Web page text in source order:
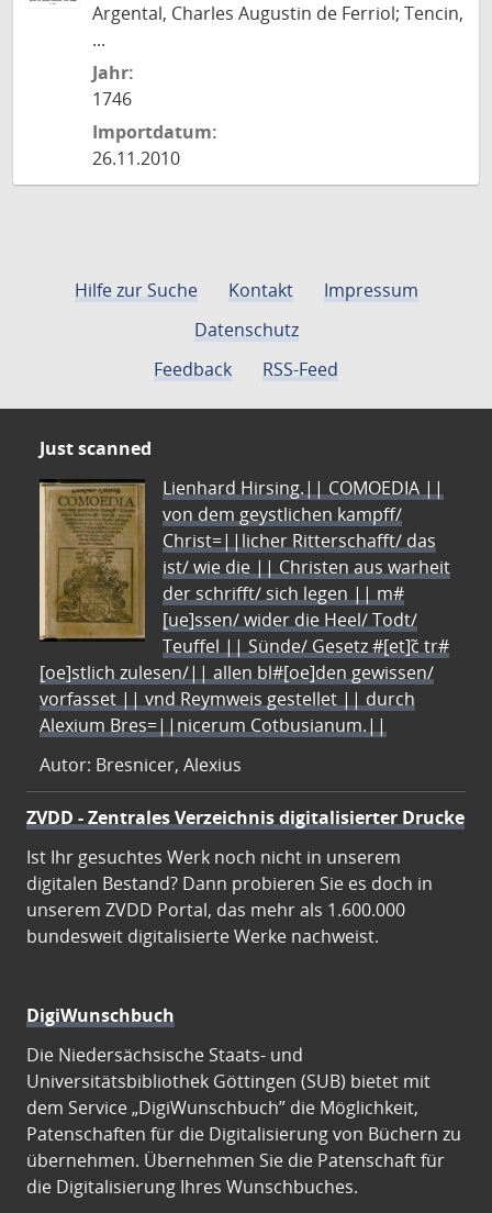
Argental, Charles Augustin de Ferriol; Tencin,
...
Jahr:
1746
Importdatum:
26.11.2010
Hilfe zur Suche Kontakt
Impressum
Datenschutz
Feedback
RSS-Feed
Just scanned
Lienhard Hirsing.|| COMOEDIA ||
von dem geystlichen kampff/
Christ=||licher Ritterschafft/ das
ist/ wie die || Christen aus warheit
der schrifft/ sich legen || m#
[ue]ssen/ wider die Heel/ Todt/
Teuffel || Sünde/ Gesetz #[et]c̃ tr#
[oe]stlich zulesen/|| allen bl#[oe]den gewissen/
vorfasset || vnd Reymweis gestellet || durch
Alexium Bres=||nicerum Cotbusianum.||
Autor: Bresnicer, Alexius
ZVDD - Zentrales Verzeichnis digitalisierter Drucke
Ist Ihr gesuchtes Werk noch nicht in unserem
digitalen Bestand? Dann probieren Sie es doch in
unserem ZVDD Portal, das mehr als 1.600.000
bundesweit digitalisierte Werke nachweist.
DigiWunschbuch
Die Niedersächsische Staats- und
Universitätsbibliothek Göttingen (SUB) bietet mit
dem Service „DigiWunschbuch” die Möglichkeit,
Patenschaften für die Digitalisierung von Büchern zu
übernehmen. Übernehmen Sie die Patenschaft für
die Digitalisierung Ihres Wunschbuches.